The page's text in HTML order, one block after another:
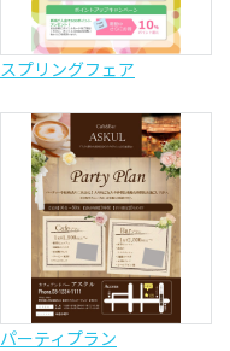
スプリングフェア
パーティプラン